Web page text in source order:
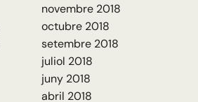
novembre 2018
octubre 2018
setembre 2018
juliol 2018
juny 2018
abril 2018